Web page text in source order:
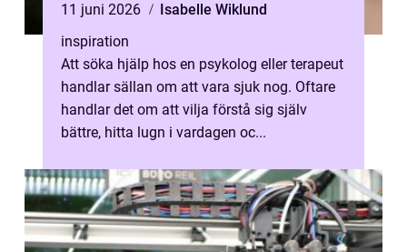
11 juni 2026
Isabelle Wiklund
inspiration
Att söka hjälp hos en psykolog eller terapeut
handlar sällan om att vara sjuk nog. Oftare
handlar det om att vilja förstå sig själv
bättre, hitta lugn i vardagen oc...